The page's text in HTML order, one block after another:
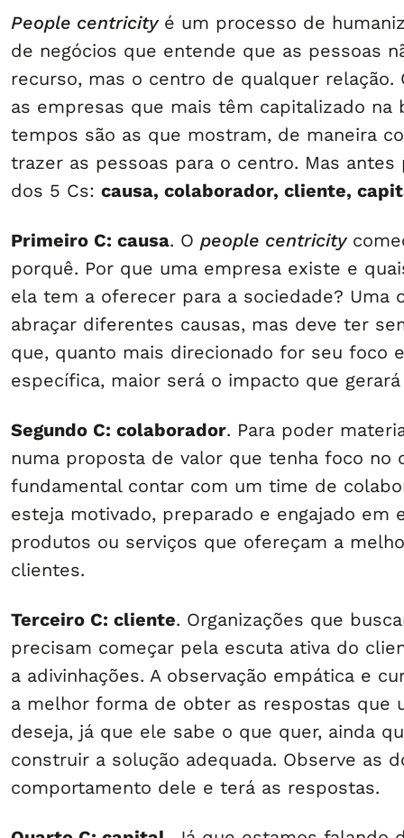
People centricityé um processo de
de negócios que entende que as pessoas
recurso, mas o centro de qualquer relação.
as empresas que mais têm capitalizado na
tempos são as que mostram, de maneira
trazer as pessoas para o centro. Mas antes
dos 5 Cs: causa, colaborador, cliente,
Primeiro C: causa. O people centricity
porquê. Por que uma empresa existe e
ela tem a oferecer para a sociedade? Uma
abraçar diferentes causas, mas deve ter
que, quanto mais direcionado for seu foco
específica, maior será o impacto que
Segundo C: colaborador. Para poder
numa proposta de valor que tenha foco no
fundamental contar com um time de
esteja motivado, preparado e engajado em
produtos ou serviços que ofereçam a
clientes.
Terceiro C: cliente. Organizações que
precisam começar pela escuta ativa do
a adivinhações. A observação empática e
a melhor forma de obter as respostas que
deseja, já que ele sabe o que quer, ainda
construir a solução adequada. Observe as
comportamento dele e terá as respostas.